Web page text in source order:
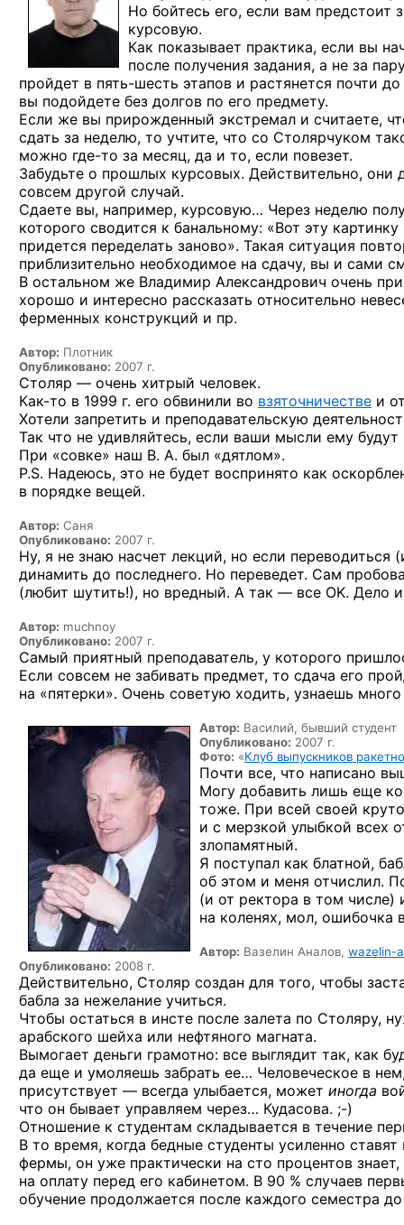
Но бойтесь его, если вам
курсовую.
Как показывает практика, если вы
после получения задания, а не за
пройдет в пять-шесть этапов и растянется почти
вы подойдете без долгов по его предмету.
Если же вы прирожденный экстремал и считаете,
сдать за неделю, то учтите, что со Столярчуком
можно где-то за месяц, да и то, если повезет.
Забудьте о прошлых курсовых. Действительно, они
совсем другой случай.
Сдаете вы, например, курсовую… Через неделю
которого сводится к банальному: «Вот эту
придется переделать заново». Такая ситуация
приблизительно необходимое на сдачу, вы и сами
В остальном же Владимир Александрович очень
хорошо и интересно рассказать относительно
ферменных конструкций и пр.
Автор: Плотник
Опубликовано: 2007 г.
Столяр — очень хитрый человек.
Как-то в 1999 г. его обвинили во взяточничестве и
Хотели запретить и преподавательскую
Так что не удивляйтесь, если ваши мысли ему
При «совке» наш В. А. был «дятлом».
P.S. Надеюсь, это не будет воспринято как
в порядке вещей.
Автор: Саня
Опубликовано: 2007 г.
Ну, я не знаю насчет лекций, но если
динамить до последнего. Но переведет. Сам
(любит шутить!), но вредный. А так — все OK. Дело
Автор: muchnoy
Опубликовано: 2007 г.
Самый приятный преподаватель, у которого
Если совсем не забивать предмет, то сдача его
на «пятерки». Очень советую ходить, узнаешь
Автор: Василий, бывший студент
Опубликовано: 2007 г.
Фото: «Клуб выпускников
Почти все, что написано
Могу добавить лишь еще
тоже. При всей своей
и с мерзкой улыбкой всех
злопамятный.
Я поступал как блатной,
об этом и меня отчислил.
(и от ректора в том числе)
на коленях, мол, ошибочка
Автор: Вазелин Аналов, wazelin-
Опубликовано: 2008 г.
Действительно, Столяр создан для того, чтобы
бабла за нежелание учиться.
Чтобы остаться в инсте после залета по Столяру,
арабского шейха или нефтяного магната.
Вымогает деньги грамотно: все выглядит так, как
да еще и умоляешь забрать ее… Человеческое в
присутствует — всегда улыбается, может иногда
что он бывает управляем через… Кудасова. ;-)
Отношение к студентам складывается в течение
В то время, когда бедные студенты усиленно
фермы, он уже практически на сто процентов
на оплату перед его кабинетом. В 90 % случаев
обучение продолжается после каждого семестра